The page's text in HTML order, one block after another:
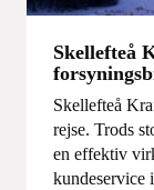
Skellefteå
Skellefteå
rejse. Trods
en effektiv
kundeservice